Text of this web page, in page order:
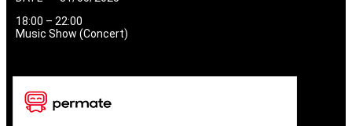
18:00 – 22:00
Music Show (Concert)